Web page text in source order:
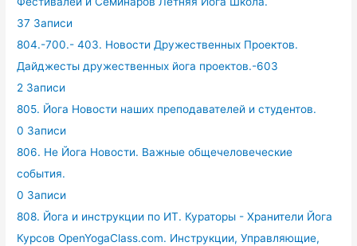
37 Записи
804.-700.- 403. Новости Дружественных Проектов.
Дайджесты дружественных йога проектов.-603
2 Записи
805. Йога Новости наших преподавателей и студентов.
0 Записи
806. Не Йога Новости. Важные общечеловеческие
события.
0 Записи
808. Йога и инструкции по ИТ. Кураторы - Хранители Йога
Курсов OpenYogaClass.com. Инструкции, Управляющие,